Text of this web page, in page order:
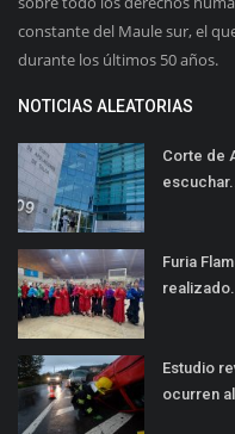
constante del Maule sur, el
durante los últimos 50 años.
NOTICIAS ALEATORIAS
Corte de
Furia
Estudio
ocurren